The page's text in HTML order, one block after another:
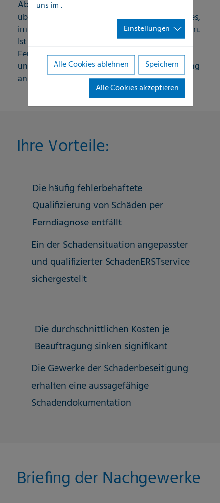
Abwasserleitungungen auf Dichtigkeit zu
überprüfen und/oder die Wände Ihres Gebäudes,
im Hinblick auf Feuchtenschäden, zu analysieren.
Ist beispielsweise Kondenswasser die
Feuchtigkeitsursache, bieten wir Ihnen auch
unverbindlich Langzeit-Raumklimaüberwachung
an (Klimadatenlogging).
Ihre Vorteile:
Die häufig fehlerbehaftete
Qualifizierung von Schäden per
Ferndiagnose entfällt
Ein der Schadensituation angepasster
und qualifizierter SchadenERSTservice
sichergestellt
Die durchschnittlichen Kosten je
Beauftragung sinken signifikant
Die Gewerke der Schadenbeseitigung
erhalten eine aussagefähige
Schadendokumentation
Briefing der Nachgewerke
uns im.
Einstellungen
Alle Cookies ablehnen
Speichern
Alle Cookies akzeptieren